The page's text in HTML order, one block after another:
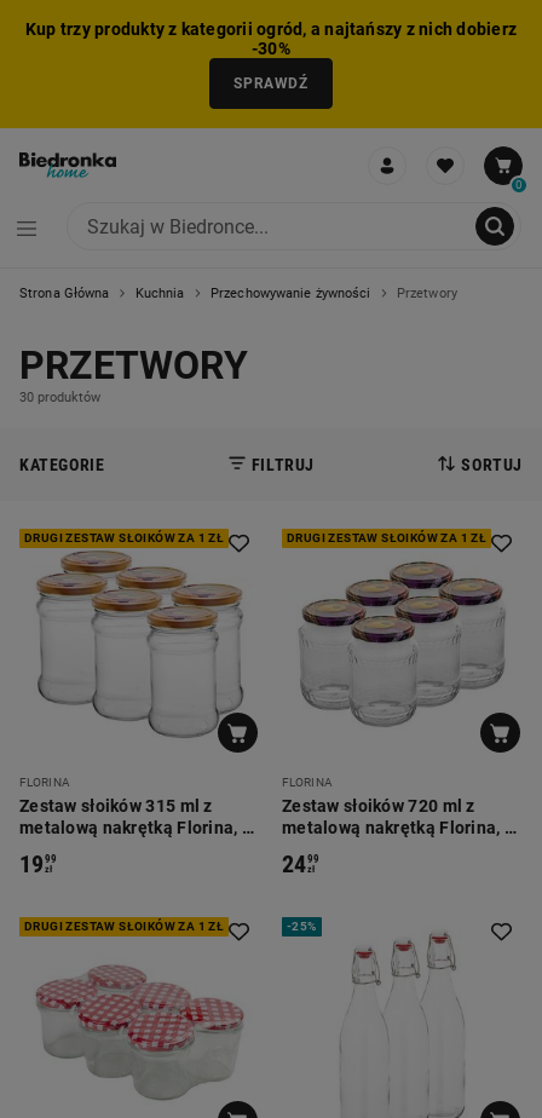
Kup trzy produkty z kategorii ogród, a najtańszy z nich dobierz
-30%
SPRAWDŹ
0
Strona Główna Kuchnia Przechowywanie żywności Przetwory
PRZETWORY
30 produktów
KATEGORIE FILTRUJ SORTUJ
DRUGI ZESTAW SŁOIKÓW ZA 1 ZŁ
FLORINA
Zestaw słoików 315 ml z
metalową nakrętką Florina, 6
1999
zł
DRUGI ZESTAW SŁOIKÓW ZA 1 ZŁ
FLORINA
Zestaw słoików 720 ml z
metalową nakrętką Florina, 6
2499
zł
DRUGI ZESTAW SŁOIKÓW ZA 1 ZŁ -25%